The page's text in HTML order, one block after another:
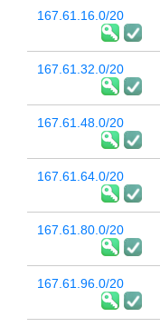
167.61.16.0/20
167.61.32.0/20
167.61.48.0/20
167.61.64.0/20
167.61.80.0/20
167.61.96.0/20